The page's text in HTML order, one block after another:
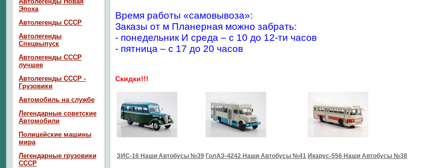
Время работы «самовывоза»:
Заказы от м Планерная можно забрать:
- понедельник И среда – с 10 до 12-ти часов
- пятница – с 17 до 20 часов
Скидки!!!
ЗИС-16 Наши Автобусы №39 ГолАЗ-4242 Наши Автобусы №41 Икарус-556 Наши Автобусы №38
Эпоха
Автолегенды СССР
Автолегенды
Спецвыпуск
Автолегенды СССР
лучшее
Автолегенды СССР -
Грузовики
Автомобиль на службе
Легендарные советские
Автомобили
Полицейские машины
мира
Легендарные грузовики
СССР